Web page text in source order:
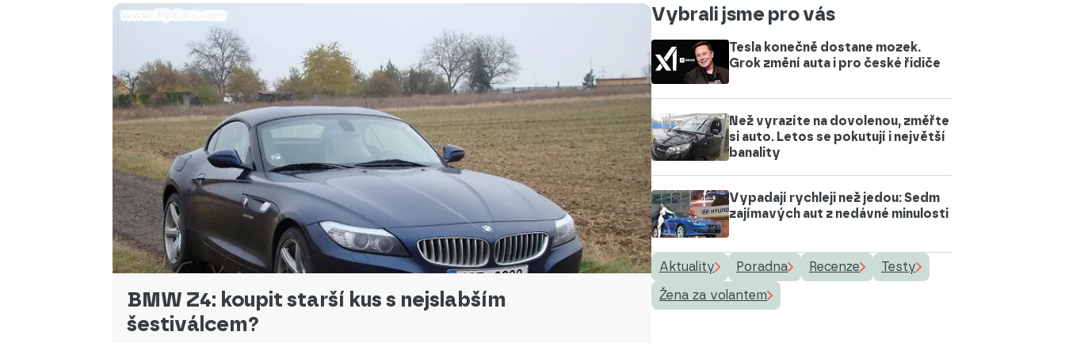
BMW Z4: koupit starší kus s nejslabším
šestiválcem?
Vybrali jsme pro vás
Tesla konečně dostane mozek.
Grok změní auta i pro české řidiče
Než vyrazíte na dovolenou, změřte
si auto. Letos se pokutují i největší
banality
Vypadají rychleji než jedou: Sedm
zajímavých aut z nedávné minulosti
Aktuality Poradna Recenze
Testy
Žena za volantem